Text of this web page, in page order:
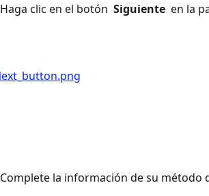
Haga clic en el botón Siguiente en la
Complete la información de su método